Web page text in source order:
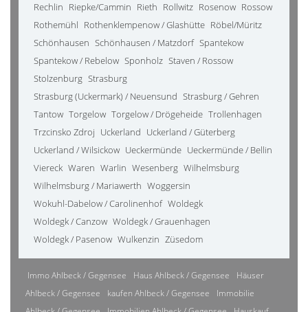
Rechlin Riepke/Cammin Rieth Rollwitz Rosenow Rossow
Rothemühl Rothenklempenow / Glashütte Röbel/Müritz
Schönhausen Schönhausen / Matzdorf Spantekow
Spantekow / Rebelow Sponholz Staven / Rossow
Stolzenburg Strasburg
Strasburg (Uckermark) / Neuensund Strasburg / Gehren
Tantow Torgelow Torgelow / Drögeheide Trollenhagen
Trzcinsko Zdroj Uckerland Uckerland / Güterberg
Uckerland / Wilsickow Ueckermünde Ueckermünde / Bellin
Viereck Waren Warlin Wesenberg Wilhelmsburg
Wilhelmsburg / Mariawerth Woggersin
Wokuhl-Dabelow / Carolinenhof Woldegk
Woldegk / Canzow Woldegk / Grauenhagen
Woldegk / Pasenow Wulkenzin Züsedom
Immo Ahlbeck / Gegensee Haus Ahlbeck / Gegensee
Häuser
Ahlbeck / Gegensee
kaufen Ahlbeck / Gegensee
Immobilie